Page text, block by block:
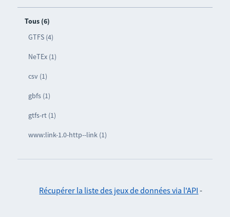
Tous (6)
GTFS (4)
NeTEx (1)
csv (1)
gbfs (1)
gtfs-rt (1)
www:link-1.0-http--link (1)
Récupérer la liste des jeux de données via l'API -